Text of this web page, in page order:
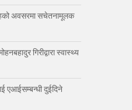
अवसरमा सचेतनामूलक
गिरीद्वारा स्वास्थ्य
एआईसम्बन्धी दुईदिने